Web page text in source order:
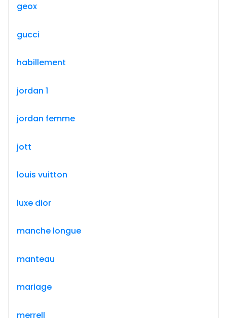
geox
gucci
habillement
jordan 1
jordan femme
jott
louis vuitton
luxe dior
manche longue
manteau
mariage
merrell